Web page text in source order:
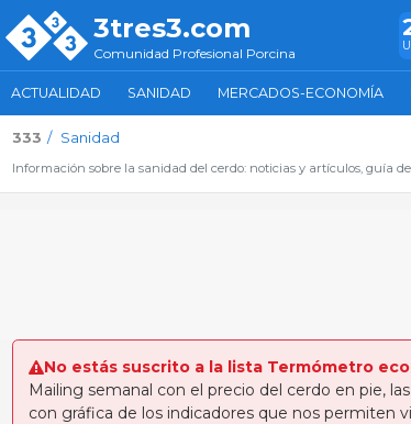
3tres3.com
Comunidad Profesional Porcina
ACTUALIDAD SANIDAD MERCADOS-ECONOMÍA
333 Sanidad
Información sobre la sanidad del cerdo: noticias y artículos, guía
No estás suscrito a la lista Termómetro
Mailing semanal con el precio del cerdo en pie,
con gráfica de los indicadores que nos permiten